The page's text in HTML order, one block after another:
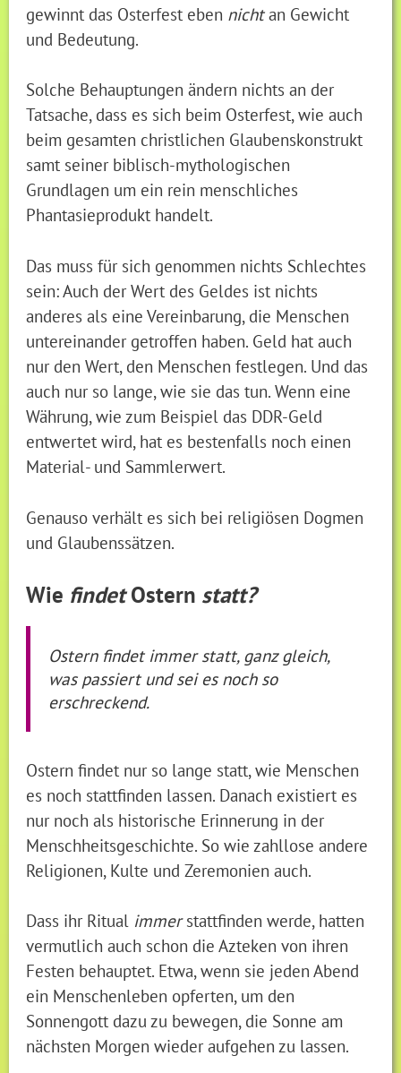
gewinnt das Osterfest eben nichtan Gewicht
und Bedeutung.
Solche Behauptungen ändern nichts an der
Tatsache, dass es sich beim Osterfest, wie auch
beim gesamten christlichen Glaubenskonstrukt
samt seiner biblisch-mythologischen
Grundlagen um ein rein menschliches
Phantasieprodukt handelt.
Das muss für sich genommen nichts Schlechtes
sein: Auch der Wert des Geldes ist nichts
anderes als eine Vereinbarung, die Menschen
untereinander getroffen haben. Geld hat auch
nur den Wert, den Menschen festlegen. Und das
auch nur so lange, wie sie das tun. Wenn eine
Währung, wie zum Beispiel das DDR-Geld
entwertet wird, hat es bestenfalls noch einen
Material- und Sammlerwert.
Genauso verhält es sich bei religiösen Dogmen
und Glaubenssätzen.
Wie findetOstern statt?
Ostern findet immer statt, ganz gleich,
was passiert und sei es noch so
erschreckend.
Ostern findet nur so lange statt, wie Menschen
es noch stattfinden lassen. Danach existiert es
nur noch als historische Erinnerung in der
Menschheitsgeschichte. So wie zahllose andere
Religionen, Kulte und Zeremonien auch.
Dass ihr Ritual immerstattfinden werde, hatten
vermutlich auch schon die Azteken von ihren
Festen behauptet. Etwa, wenn sie jeden Abend
ein Menschenleben opferten, um den
Sonnengott dazu zu bewegen, die Sonne am
nächsten Morgen wieder aufgehen zu lassen.